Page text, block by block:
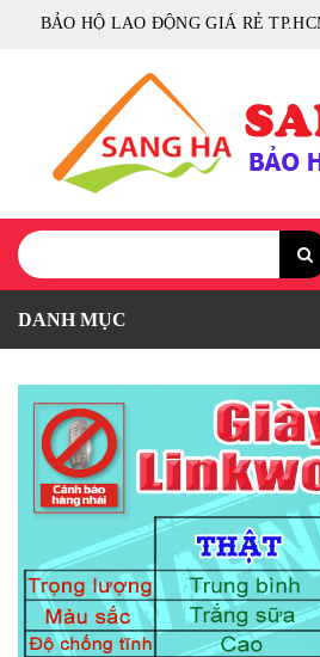
BẢO HỘ LAO ĐỘNG GIÁ RẺ
DANH MỤC